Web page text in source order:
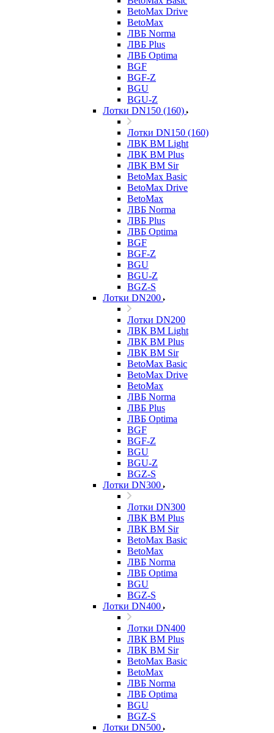
BetoMax Drive
BetoMax
ЛВБ Norma
ЛВБ Plus
ЛВБ Optima
BGF
BGF-Z
BGU
BGU-Z
Лотки DN150 (160)
Лотки DN150 (160)
ЛВК ВМ Light
ЛВК ВМ Plus
ЛВК ВМ Sir
BetoMax Basic
BetoMax Drive
BetoMax
ЛВБ Norma
ЛВБ Plus
ЛВБ Optima
BGF
BGF-Z
BGU
BGU-Z
BGZ-S
Лотки DN200
Лотки DN200
ЛВК ВМ Light
ЛВК ВМ Plus
ЛВК ВМ Sir
BetoMax Basic
BetoMax Drive
BetoMax
ЛВБ Norma
ЛВБ Plus
ЛВБ Optima
BGF
BGF-Z
BGU
BGU-Z
BGZ-S
Лотки DN300
Лотки DN300
ЛВК ВМ Plus
ЛВК ВМ Sir
BetoMax Basic
BetoMax
ЛВБ Norma
ЛВБ Optima
BGU
BGZ-S
Лотки DN400
Лотки DN400
ЛВК ВМ Plus
ЛВК ВМ Sir
BetoMax Basic
BetoMax
ЛВБ Norma
ЛВБ Optima
BGU
BGZ-S
Лотки DN500